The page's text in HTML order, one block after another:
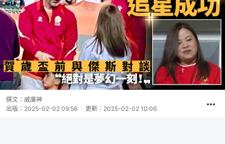
撰文： 威廉神
出版： 2025-02-02 09:56 更新： 2025-02-02 10:06